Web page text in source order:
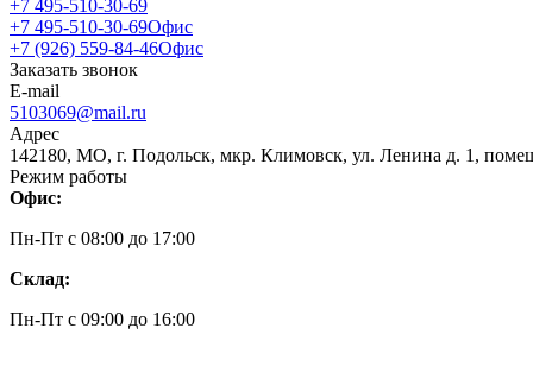
+7 495-510-30-69
+7 495-510-30-69Офис
+7 (926) 559-84-46Офис
Заказать звонок
E-mail
5103069@mail.ru
Адрес
142180, МО, г. Подольск, мкр. Климовск, ул. Ленина д. 1,
Режим работы
Офис:
Пн-Пт c 08:00 до 17:00
Склад:
Пн-Пт c 09:00 до 16:00